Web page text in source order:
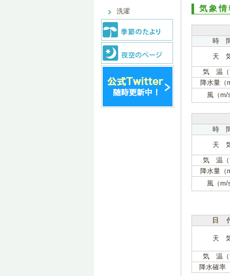
洗濯
気象情
時
天
気 温
降水量（
風（m/
時
天
気 温
降水量（
風（m/
日
天
気 温
降水確率